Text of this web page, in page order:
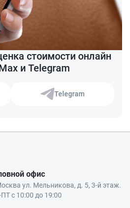
стоимости онлайн
и Telegram
Telegram
офис
ул. Мельникова, д. 5, 3-й этаж.
с 10:00 до 19:00